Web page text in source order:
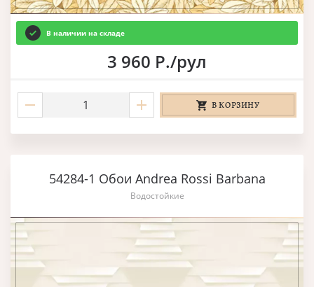
В наличии на складе
3 960 Р./рул
В КОРЗИНУ
54284-1 Обои Andrea Rossi Barbana
Водостойкие